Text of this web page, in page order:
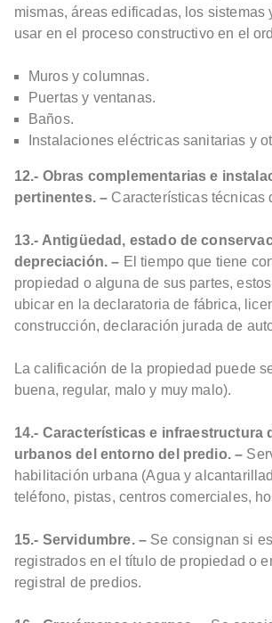
mismas, áreas edificadas, los sistemas
usar en el proceso constructivo en el
Muros y columnas.
Puertas y ventanas.
Baños.
Instalaciones eléctricas sanitarias y
12.- Obras complementarias e
pertinentes. – Características técnicas
13.- Antigüedad, estado de
depreciación. – El tiempo que tiene
propiedad o alguna de sus partes,
ubicar en la declaratoria de fábrica,
construcción, declaración jurada de
La calificación de la propiedad puede
buena, regular, malo y muy malo).
14.- Características e infraestructura
urbanos del entorno del predio. –
habilitación urbana (Agua y
teléfono, pistas, centros comerciales,
15.- Servidumbre. – Se consignan si
registrados en el título de propiedad o
registral de predios.